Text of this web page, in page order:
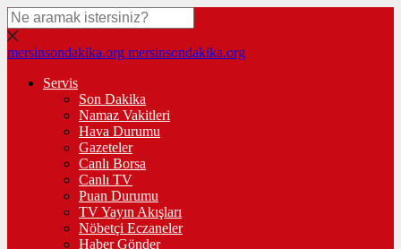
mersinsondakika.org mersinsondakika.org
Servis
Son Dakika
Namaz Vakitleri
Hava Durumu
Gazeteler
Canlı Borsa
Canlı TV
Puan Durumu
TV Yayın Akışları
Nöbetçi Eczaneler
Haber Gönder